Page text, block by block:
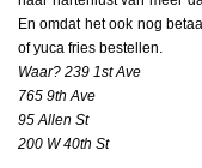
En omdat het ook nog
of yuca fries bestellen.
Waar? 239 1st Ave
765 9th Ave
95 Allen St
200 W 40th St